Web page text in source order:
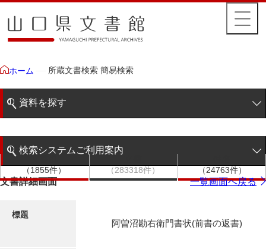
ホーム 所蔵文書検索 簡易検索
資料を探す
階層検索
検索システムご利用案内
検索システムの利用について
（1855件）
（283318件）
（24763件）
文書詳細画面 一覧画面へ戻る
標題
阿曽沼勘右衛門書状(前書の返書)